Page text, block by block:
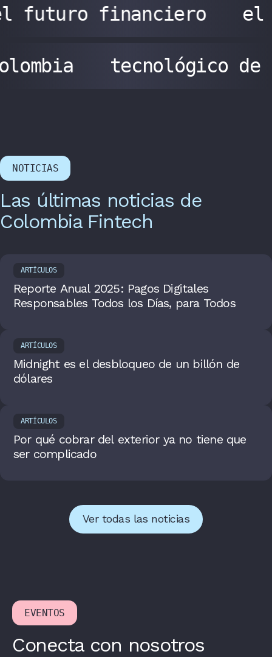
futuro financiero el
tecnológico de
NOTICIAS
Las últimas noticias de
Colombia Fintech
ARTÍCULOS
Reporte Anual 2025: Pagos Digitales
Responsables Todos los Días, para Todos
ARTÍCULOS
Midnight es el desbloqueo de un billón de
dólares
ARTÍCULOS
Por qué cobrar del exterior ya no tiene que
ser complicado
Ver todas las noticias
EVENTOS
Conecta con nosotros